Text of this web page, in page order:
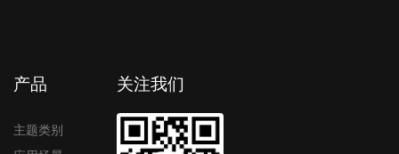
产品
主题类别
关注我们